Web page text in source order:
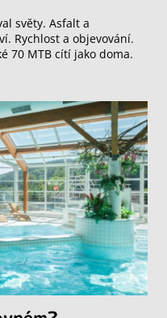
světy. Asfalt a
Rychlost a objevování.
70 MTB cítí jako doma.